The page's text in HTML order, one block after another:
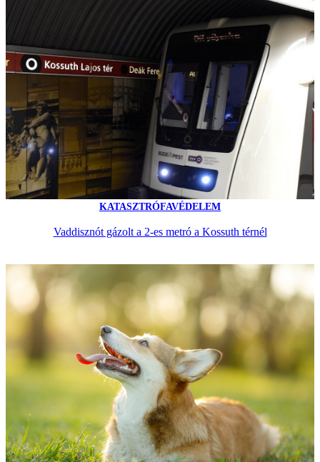
KATASZTRÓFAVÉDELEM
Vaddisznót gázolt a 2-es metró a Kossuth térnél